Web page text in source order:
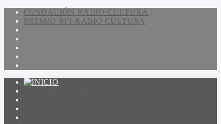
FUNDACIÓN RADIO CULTURA
PREMIO RFI-RADIO CULTURA